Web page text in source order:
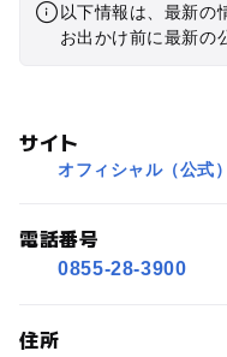
以下情報は、最新の
お出かけ前に最新の
サイト
オフィシャル（公式
電話番号
0855-28-3900
住所